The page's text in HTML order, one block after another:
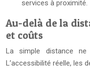
services à proximité.
Au-delà de la
et coûts
La simple distance ne
L’accessibilité réelle, les